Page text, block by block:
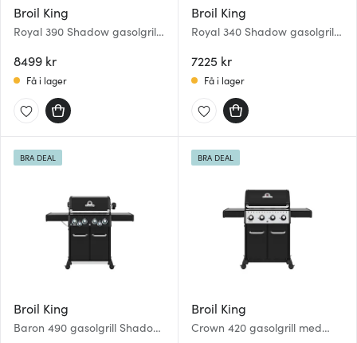
Broil King
Royal 390 Shadow gasolgrill
sidobrännare
8499 kr
Få i lager
Broil King
Royal 340 Shadow gasolgrill
7225 kr
Få i lager
Broil King
Baron 490 gasolgrill Shadow
BRA DEAL
Broil King
Crown 420 gasolgrill med
BRA DEAL